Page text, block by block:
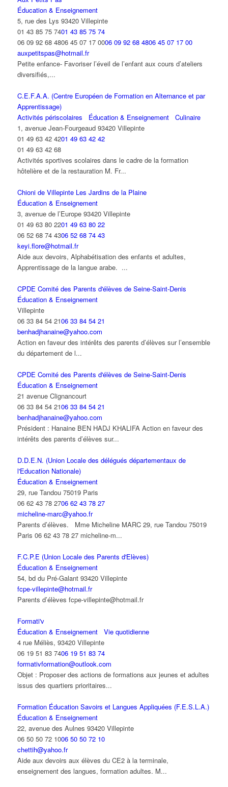
Éducation & Enseignement
5, rue des Lys 93420 Villepinte
01 43 85 75 7401 43 85 75 74
06 09 92 68 4806 45 07 17 0006 09 92 68 4806 45 07 17 00
auxpetitspas@hotmail.fr
Petite enfance- Favoriser l’éveil de l’enfant aux cours d’ateliers
diversifiés,...
C.E.F.A.A. (Centre Européen de Formation en Alternance et par
Apprentissage)
Activités périscolaires
Éducation & Enseignement
Culinaire
1, avenue Jean-Fourgeaud 93420 Villepinte
01 49 63 42 4201 49 63 42 42
01 49 63 42 68
Activités sportives scolaires dans le cadre de la formation
hôtelière et de la restauration M. Fr...
Chioni de Villepinte Les Jardins de la Plaine
Éducation & Enseignement
3, avenue de l’Europe 93420 Villepinte
01 49 63 80 2201 49 63 80 22
06 52 68 74 4306 52 68 74 43
keyi.flore@hotmail.fr
Aide aux devoirs, Alphabétisation des enfants et adultes,
Apprentissage de la langue arabe. ...
CPDE Comité des Parents d'élèves de Seine-Saint-Denis
Éducation & Enseignement
Villepinte
06 33 84 54 2106 33 84 54 21
benhadjhanaine@yahoo.com
Action en faveur des intérêts des parents d’élèves sur l’ensemble
du département de l...
CPDE Comité des Parents d'élèves de Seine-Saint-Denis
Éducation & Enseignement
21 avenue Clignancourt
06 33 84 54 2106 33 84 54 21
benhadjhanaine@yahoo.com
Président : Hanaine BEN HADJ KHALIFA Action en faveur des
intérêts des parents d’élèves sur...
D.D.E.N. (Union Locale des délégués départementaux de
l'Education Nationale)
Éducation & Enseignement
29, rue Tandou 75019 Paris
06 62 43 78 2706 62 43 78 27
micheline-marc@yahoo.fr
Parents d’élèves. Mme Micheline MARC 29, rue Tandou 75019
Paris 06 62 43 78 27 micheline-m...
F.C.P.E (Union Locale des Parents d'Elèves)
Éducation & Enseignement
54, bd du Pré-Galant 93420 Villepinte
fcpe-villepinte@hotmail.fr
Parents d’élèves fcpe-villepinte@hotmail.fr
Formati'v
Éducation & Enseignement
Vie quotidienne
4 rue Méliès, 93420 Villepinte
06 19 51 83 7406 19 51 83 74
formativformation@outlook.com
Objet : Proposer des actions de formations aux jeunes et adultes
issus des quartiers prioritaires...
Formation Éducation Savoirs et Langues Appliquées (F.E.S.L.A.)
Éducation & Enseignement
22, avenue des Aulnes 93420 Villepinte
06 50 50 72 1006 50 50 72 10
chettih@yahoo.fr
Aide aux devoirs aux élèves du CE2 à la terminale,
enseignement des langues, formation adultes. M...